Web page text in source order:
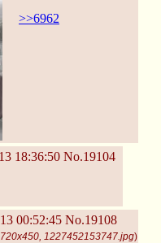
>>6962
18:36:50 No.19104
00:52:45 No.19108
1227452153747.jpg)